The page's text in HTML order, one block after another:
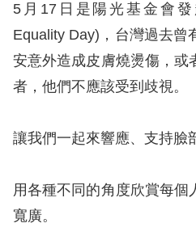
關
於
本
會
最
新
息
5月17日是陽光基金會
Equality Day)，台灣過去曾
安意外造成皮膚燒燙傷，或
者，他們不應該受到歧視。
讓我們一起來響應、支持臉
用各種不同的角度欣賞每個
寬廣。